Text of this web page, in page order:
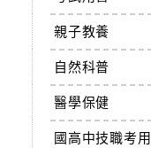
親子教養
自然科普
醫學保健
國高中技職考用